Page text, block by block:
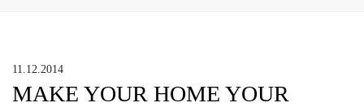
11.12.2014
MAKE YOUR HOME YOUR